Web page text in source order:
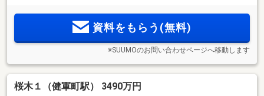
資料をもらう(無料)
※SUUMOのお問い合わせページへ移動します
桜木１（健軍町駅） 3490万円